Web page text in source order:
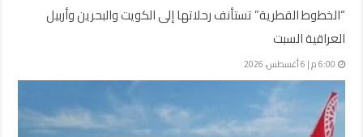
“الخطوط القطرية” تستأنف رحلاتها إلى الكويت والبحرين وأربيل
العراقية السبت
6:00 م | 6 أغسطس، 2026